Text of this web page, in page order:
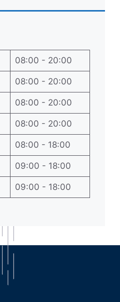
08:00 - 20:00
08:00 - 20:00
08:00 - 20:00
08:00 - 20:00
08:00 - 18:00
09:00 - 18:00
09:00 - 18:00